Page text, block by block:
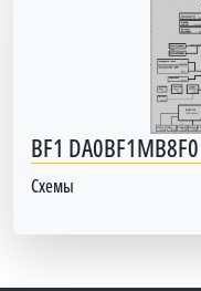
BF1 DA0BF1MB8F0
Схемы